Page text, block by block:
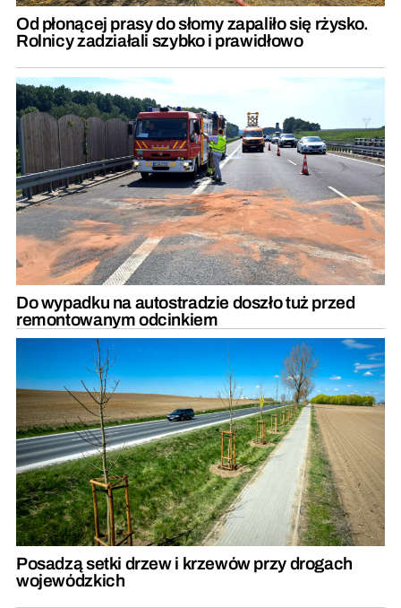
Od płonącej prasy do słomy zapaliło się rżysko.
Rolnicy zadziałali szybko i prawidłowo
Do wypadku na autostradzie doszło tuż przed
remontowanym odcinkiem
Posadzą setki drzew i krzewów przy drogach
wojewódzkich